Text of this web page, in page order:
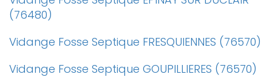
(76480)
Vidange Fosse Septique FRESQUIENNES (76570)
Vidange Fosse Septique GOUPILLIERES (76570)